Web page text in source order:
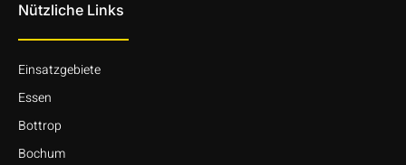
Nützliche Links
Einsatzgebiete
Essen
Bottrop
Bochum